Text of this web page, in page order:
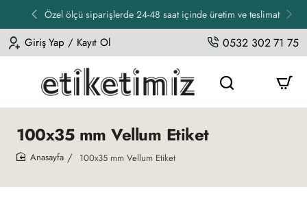
Özel ölçü siparişlerde 24-48 saat içinde üretim ve teslimat
Giriş Yap / Kayıt Ol 0532 302 71 75
100x35 mm Vellum Etiket
100x35 mm Vellum Etiket